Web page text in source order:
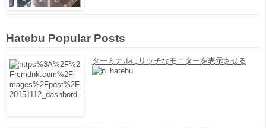
Hatebu Popular Posts
ターミナルにリッチなモニターを表示させる